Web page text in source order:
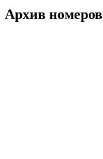
Архив номеров